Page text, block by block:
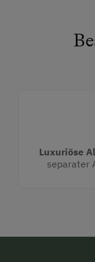
Luxuriöse
separater